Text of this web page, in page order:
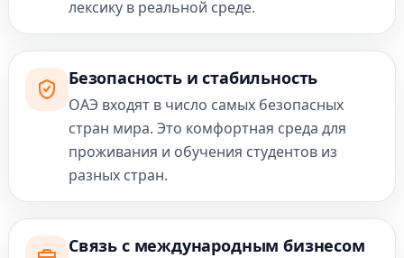
лексику в реальной среде.
Безопасность и стабильность
ОАЭ входят в число самых безопасных
стран мира. Это комфортная среда для
проживания и обучения студентов из
разных стран.
Связь с международным бизнесом